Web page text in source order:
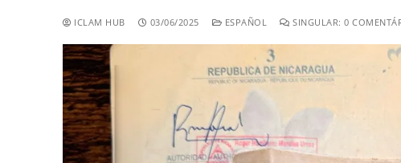
ICLAM HUB 03/06/2025 ESPAÑOL SINGULAR: 0